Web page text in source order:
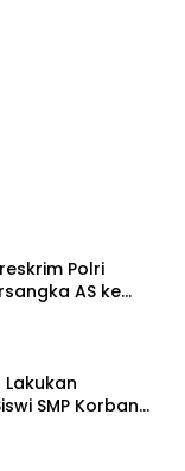
Polri
AS ke
Lakukan
SMP Korban